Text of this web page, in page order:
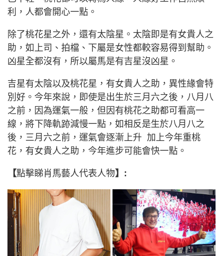
利，人都會開心一點。
除了桃花星之外，還有太陰星。太陰即是有女貴人之
助，如上司、拍檔、下屬是女性都較容易得到幫助。
凶星全都沒有，所以屬馬是有吉星沒凶星。
吉星有太陰以及桃花星，有女貴人之助，異性緣會特
別好。今年來說，即使是出生於三月六之後，八月八
之前，因為運氣一般，但因有桃花之助都可看高一
線，將下降軌跡減慢一點，如相反是生於八月八之
後，三月六之前，運氣會逐漸上升 加上今年重桃
花，有女貴人之助，今年進步可能會快一點。
【點擊睇肖馬藝人代表人物】: